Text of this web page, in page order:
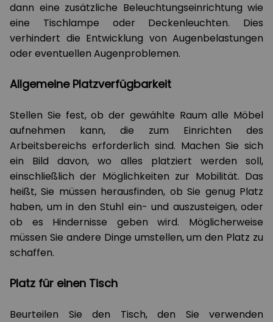
dann eine zusätzliche Beleuchtungseinrichtung wie
eine Tischlampe oder Deckenleuchten. Dies
verhindert die Entwicklung von Augenbelastungen
oder eventuellen Augenproblemen.
Allgemeine Platzverfügbarkeit
Stellen Sie fest, ob der gewählte Raum alle Möbel
aufnehmen kann, die zum Einrichten des
Arbeitsbereichs erforderlich sind. Machen Sie sich
ein Bild davon, wo alles platziert werden soll,
einschließlich der Möglichkeiten zur Mobilität. Das
heißt, Sie müssen herausfinden, ob Sie genug Platz
haben, um in den Stuhl ein- und auszusteigen, oder
ob es Hindernisse geben wird. Möglicherweise
müssen Sie andere Dinge umstellen, um den Platz zu
schaffen.
Platz für einen Tisch
Beurteilen Sie den Tisch, den Sie verwenden